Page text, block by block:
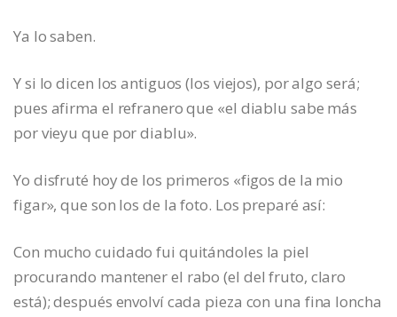
Ya lo saben.
Y si lo dicen los antiguos (los viejos), por algo será;
pues afirma el refranero que «el diablu sabe más
por vieyu que por diablu».
Yo disfruté hoy de los primeros «figos de la mio
figar», que son los de la foto. Los preparé así:
Con mucho cuidado fui quitándoles la piel
procurando mantener el rabo (el del fruto, claro
está); después envolví cada pieza con una fina loncha